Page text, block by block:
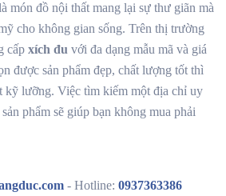
món đồ nội thất mang lại sự thư giãn mà
cho không gian sống. Trên thị trường
cấp xích đu với đa dạng mẫu mã và giá
được sản phẩm đẹp, chất lượng tốt thì
kỹ lưỡng. Việc tìm kiếm một địa chỉ uy
phẩm sẽ giúp bạn không mua phải
- Hotline: 0937363386